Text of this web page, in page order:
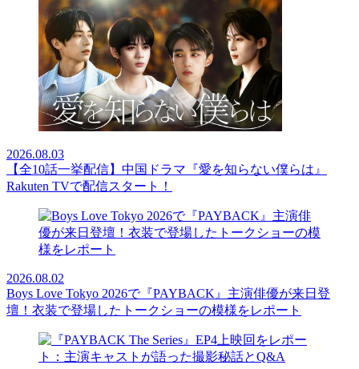
2026.08.03
【全10話一挙配信】中国ドラマ『愛を知らない僕らは』
Rakuten TVで配信スタート！
2026.08.02
Boys Love Tokyo 2026で『PAYBACK』主演俳優が来日登
壇！衣装で登場したトークショーの模様をレポート